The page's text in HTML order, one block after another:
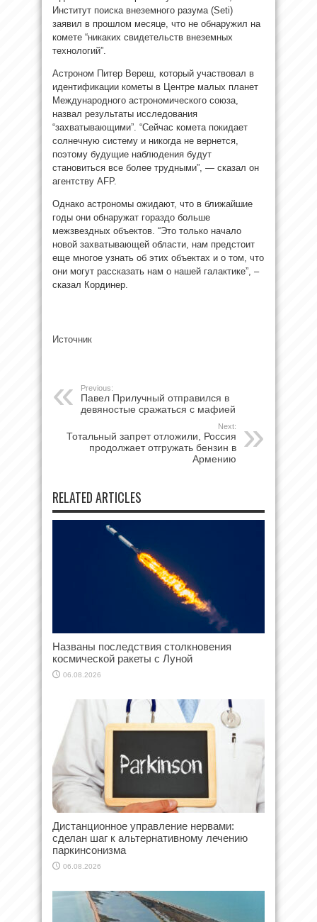
Институт поиска внеземного разума (Seti)
заявил в прошлом месяце, что не обнаружил на
комете “никаких свидетельств внеземных
технологий”.
Астроном Питер Вереш, который участвовал в
идентификации кометы в Центре малых планет
Международного астрономического союза,
назвал результаты исследования
“захватывающими”. “Сейчас комета покидает
солнечную систему и никогда не вернется,
поэтому будущие наблюдения будут
становиться все более трудными”, — сказал он
агентству AFP.
Однако астрономы ожидают, что в ближайшие
годы они обнаружат гораздо больше
межзвездных объектов. “Это только начало
новой захватывающей области, нам предстоит
еще многое узнать об этих объектах и о том, что
они могут рассказать нам о нашей галактике”, –
сказал Кординер.
Источник
Previous:
Павел Прилучный отправился в
девяностые сражаться с мафией
Next:
Тотальный запрет отложили, Россия
продолжает отгружать бензин в
Армению
RELATED ARTICLES
Названы последствия столкновения
космической ракеты с Луной
06.08.2026
Дистанционное управление нервами:
сделан шаг к альтернативному лечению
паркинсонизма
06.08.2026